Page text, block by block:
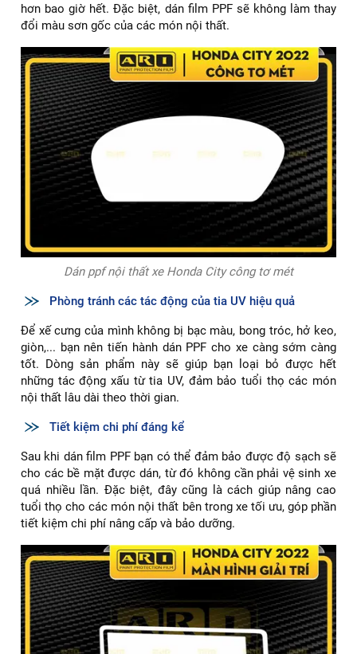
hơn bao giờ hết. Đặc biệt, dán film PPF sẽ không làm thay
đổi màu sơn gốc của các món nội thất.
Dán ppf nội thất xe Honda City công tơ mét
Phòng tránh các tác động của tia UV hiệu quả
Để xế cưng của mình không bị bạc màu, bong tróc, hở keo,
giòn,... bạn nên tiến hành dán PPF cho xe càng sớm càng
tốt. Dòng sản phẩm này sẽ giúp bạn loại bỏ được hết
những tác động xấu từ tia UV, đảm bảo tuổi thọ các món
nội thất lâu dài theo thời gian.
Tiết kiệm chi phí đáng kể
Sau khi dán film PPF bạn có thể đảm bảo được độ sạch sẽ
cho các bề mặt được dán, từ đó không cần phải vệ sinh xe
quá nhiều lần. Đặc biệt, đây cũng là cách giúp nâng cao
tuổi thọ cho các món nội thất bên trong xe tối ưu, góp phần
tiết kiệm chi phí nâng cấp và bảo dưỡng.